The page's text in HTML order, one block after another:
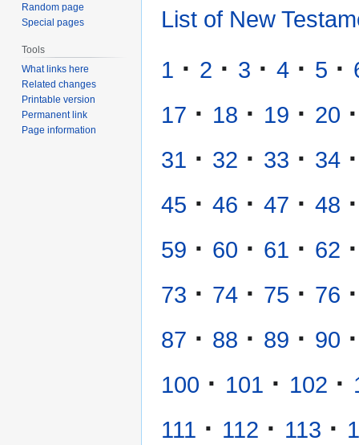
List of New
1 · 2 · 3 · 4 · 5 ·
17 · 18 · 19 · 20 ·
31 · 32 · 33 · 34 ·
45 · 46 · 47 · 48 ·
59 · 60 · 61 · 62 ·
73 · 74 · 75 · 76 ·
87 · 88 · 89 · 90 ·
100 · 101 · 102 ·
111 · 112 · 113 ·
Random page
Special pages
Tools
What links here
Related changes
Printable version
Permanent link
Page information